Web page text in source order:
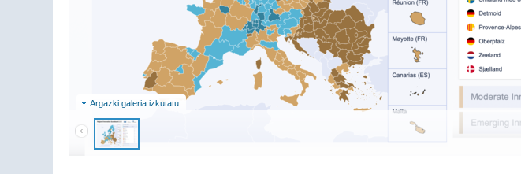
Argazki galeria izkutatu